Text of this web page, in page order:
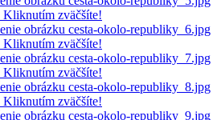
Kliknutím zväčšíte!
Kliknutím zväčšíte!
Kliknutím zväčšíte!
Kliknutím zväčšíte!